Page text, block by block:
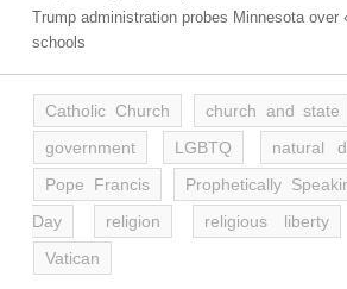
Trump administration probes Minnesota over
schools
Catholic Church church and state
government
LGBTQ natural
Pope Francis
Prophetically
Day
religion religious liberty
Vatican